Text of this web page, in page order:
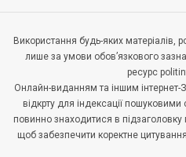
Використання будь-яких матеріалів,
лише за умови обов’язкового
ресурс
Онлайн-виданням та іншим інтернет-
відкрту для індексації
повинно знаходитися в підзаголовку
щоб забезпечити коректне